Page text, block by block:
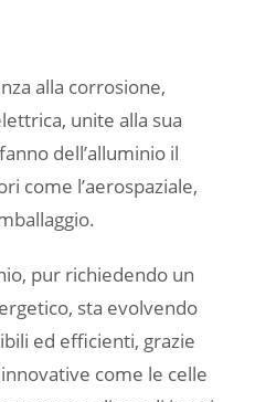
alla corrosione,
unite alla sua
dell’alluminio il
come l’aerospaziale,
pur richiedendo un
sta evolvendo
ed efficienti, grazie
come le celle